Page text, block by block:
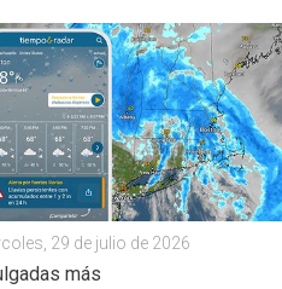
fin de semana. . . jueves, 30
torrenciales se
29 de julio de 2026
más